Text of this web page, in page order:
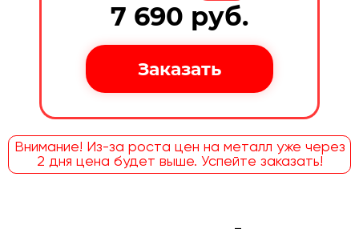
7 690 руб.
Внимание! Из-за роста цен на металл уже через
2 дня цена будет выше. Успейте заказать!